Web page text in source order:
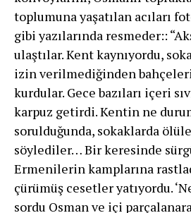
toplumuna yaşatılan acıları
gibi yazılarında resmeder::
ulaştılar. Kent kaynıyordu,
izin verilmediğinden
kurdular. Gece bazıları içeri
karpuz getirdi. Kentin ne
sorulduğunda, sokaklarda
söylediler… Bir keresinde
Ermenilerin kamplarına
çürümüş cesetler yatıyordu.
sordu Osman ve içi